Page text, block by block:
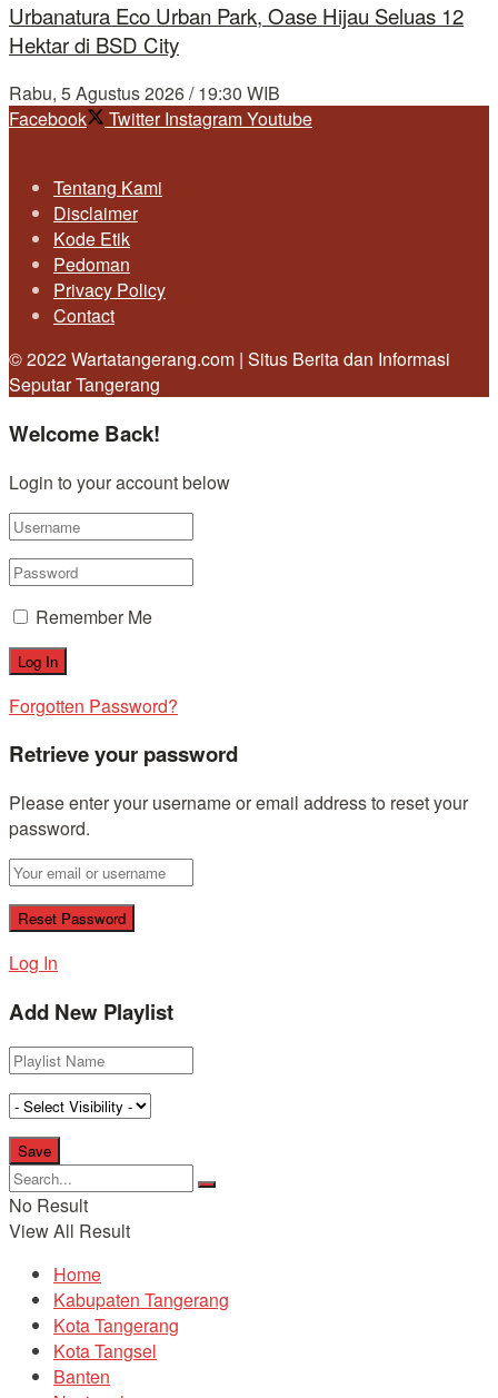
Urbanatura Eco Urban Park, Oase Hijau Seluas 12
Hektar di BSD City
Rabu, 5 Agustus 2026 / 19:30 WIB
Facebook
Twitter InstagramYoutube
Tentang Kami
Disclaimer
Kode Etik
Pedoman
Privacy Policy
Contact
© 2022 Wartatangerang.com | Situs Berita dan Informasi
Seputar Tangerang
Welcome Back!
Login to your account below
Remember Me
Forgotten Password?
Retrieve your password
Please enter your username or email address to reset your
password.
Log In
Add New Playlist
No Result
View All Result
Home
Kabupaten Tangerang
Kota Tangerang
Kota Tangsel
Banten